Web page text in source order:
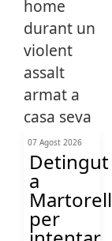
07 Agost 2026
Detingut
a
Martorell
per